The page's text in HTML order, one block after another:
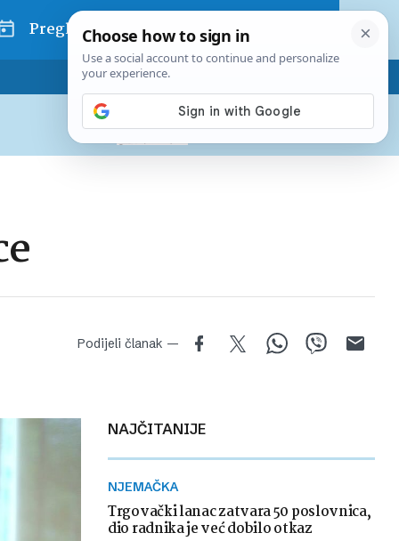
Pregled dana
Pretplatite se na Poslovni
Već od10 EURmjesečno
Podijeli članak —
NAJČITANIJE
NJEMAČKA
Trgovački lanac zatvara 50 poslovnica,
dio radnika je već dobilo otkaz